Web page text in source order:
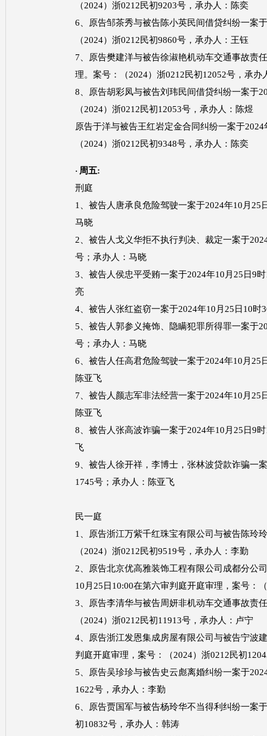
（2024）浙0212民初9203号，承办人：陈奕
6、原告邹茶秀与被告陈小英民间借贷纠纷一案
（2024）浙0212民初9860号，承办人：王钰
7、原告樊建洋与被告徐淑艳机动车交通事故责
理。案号：（2024）浙0212民初12052号，承办
8、原告胡彩凤与被告刘玮民间借贷纠纷一案于
（2024）浙0212民初12053号，承办人：陈煜
原告于洋与被告王红岩定金合同纠纷一案于
（2024）浙0212民初9348号，承办人：陈奕
· 周五:
刑庭
1、被告人唐承良危险驾驶一案于2024年10月
马晓
2、被告人戈义华拒不执行判决、裁定一案于
号；承办人：马晓
3、被告人侯忠平受贿一案于2024年10月25日9
亮
4、被告人张红盗窃一案于2024年10月25日10
5、被告人郭参义掩饰、隐瞒犯罪所得罪一案于
号；承办人：马晓
6、被告人任高君危险驾驶一案于2024年10月25
陈亚飞
7、被告人颜志军非法经营一案于2024年10月
陈亚飞
8、被告人张高波诈骗一案于2024年10月25日9
飞
9、被告人徐开祥，李博士，张林波贷款诈骗一
1745号；承办人：陈亚飞
民一庭
1、原告浙江万紫千红珠宝有限公司与被告陈玲
（2024）浙0212民初9519号，承办人：李勤
2、原告北京优高雅装饰工程有限公司成都分公
10月25日10:00在第六审判庭开庭审理，案号：
3、原告李清华与被告周妍非机动车交通事故责
（2024）浙0212民初11913号，承办人：卢宁
4、原告浙江发恩集成房屋有限公司与被告宁波
判庭开庭审理，案号：（2024）浙0212民初
5、原告吴珍珍与被告史云彪离婚纠纷一案于
1622号，承办人：李勤
6、原告贾国军与被告杨玲华不当得利纠纷一案
初10832号，承办人：韩涛